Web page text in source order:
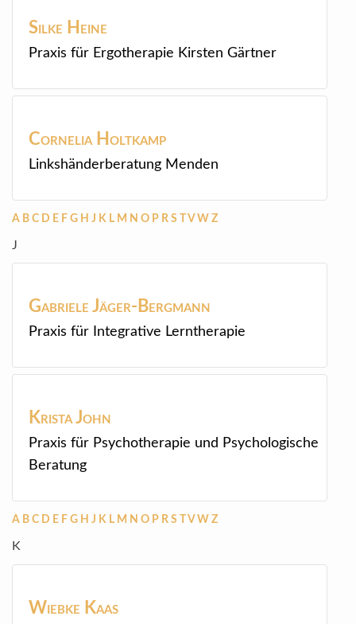
Silke Heine
Praxis für Ergotherapie Kirsten Gärtner
Cornelia Holtkamp
Linkshänderberatung Menden
A B C D E F G H J K L M N O P R S TV W Z
J
Gabriele Jäger-Bergmann
Praxis für Integrative Lerntherapie
KristaJohn
Praxis für Psychotherapie und Psychologische
Beratung
A B C D E F G H J K L M N O P R S V W Z
K
Wiebke Kaas